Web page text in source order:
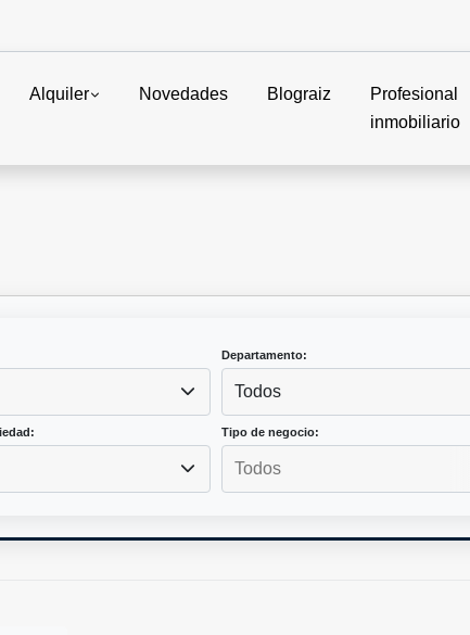
Alquiler Novedades Blograiz
Profesional
inmobiliario
Departamento:
Todos
Tipo de negocio: